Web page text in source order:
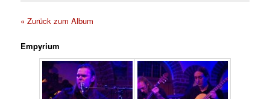
« Zurück zum Album
Empyrium